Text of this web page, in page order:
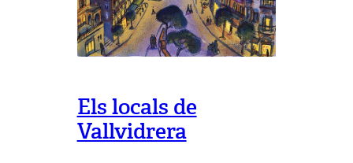
Els locals de
Vallvidrera